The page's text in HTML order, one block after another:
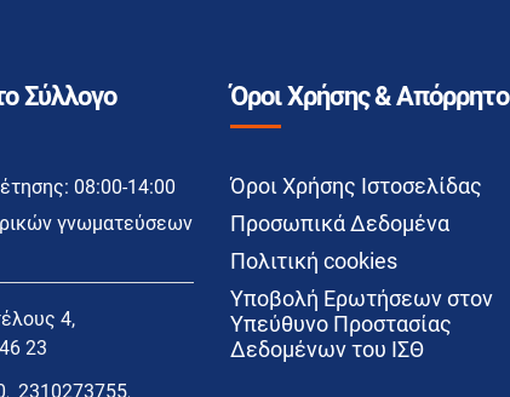
Σύλλογο
08:00-14:00
γνωματεύσεων
4,
23
, 2310273755,
Όροι Χρήσης & Απόρρητο
Όροι Χρήσης Ιστοσελίδας
Προσωπικά Δεδομένα
Πολιτική cookies
Υποβολή Ερωτήσεων στον
Υπεύθυνο Προστασίας
Δεδομένων του ΙΣΘ